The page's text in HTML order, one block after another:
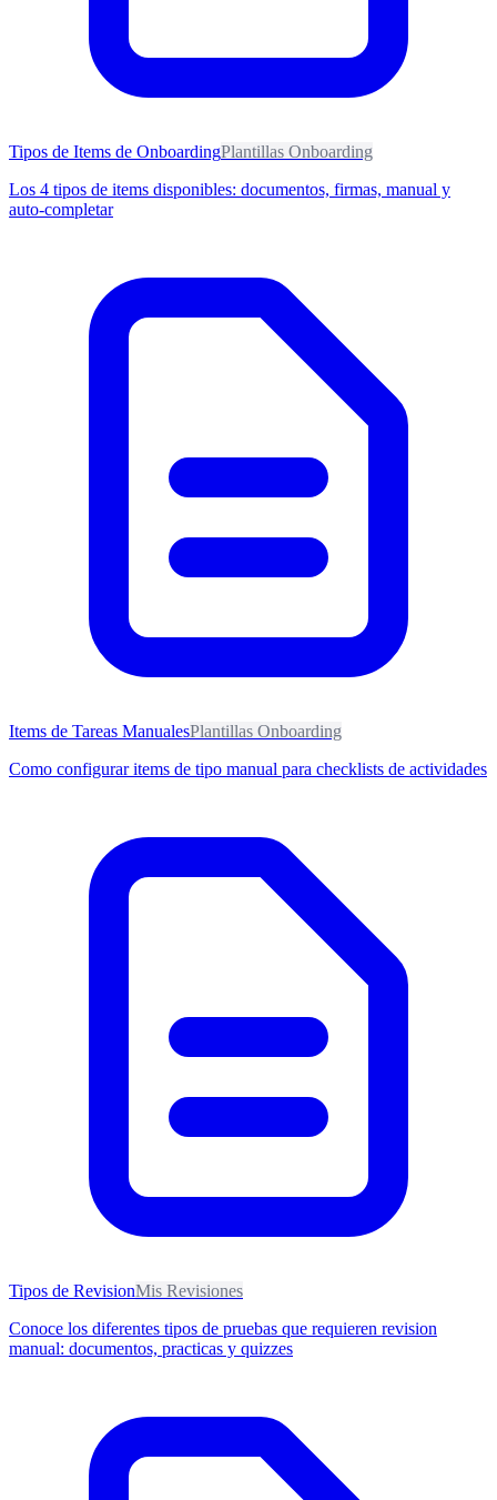
Tipos de Items de OnboardingPlantillas Onboarding
Los 4 tipos de items disponibles: documentos, firmas, manual y
auto-completar
Items de Tareas ManualesPlantillas Onboarding
Como configurar items de tipo manual para checklists de actividades
Tipos de RevisionMis Revisiones
Conoce los diferentes tipos de pruebas que requieren revision
manual: documentos, practicas y quizzes